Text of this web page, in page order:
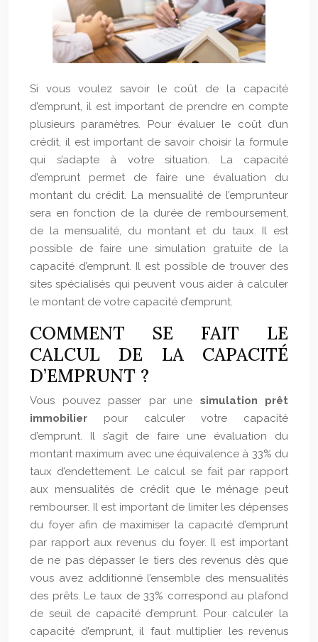
Si vous voulez savoir le coût de la capacité
d’emprunt, il est important de prendre en compte
plusieurs paramètres. Pour évaluer le coût d’un
crédit, il est important de savoir choisir la formule
qui s’adapte à votre situation. La capacité
d’emprunt permet de faire une évaluation du
montant du crédit. La mensualité de l’emprunteur
sera en fonction de la durée de remboursement,
de la mensualité, du montant et du taux. Il est
possible de faire une simulation gratuite de la
capacité d’emprunt. Il est possible de trouver des
sites spécialisés qui peuvent vous aider à calculer
le montant de votre capacité d’emprunt.
COMMENT SE FAIT LE
CALCUL DE LA CAPACITÉ
D’EMPRUNT ?
Vous pouvez passer par une simulation prêt
immobilier pour calculer votre capacité
d’emprunt. Il s’agit de faire une évaluation du
montant maximum avec une équivalence à 33% du
taux d’endettement. Le calcul se fait par rapport
aux mensualités de crédit que le ménage peut
rembourser. Il est important de limiter les dépenses
du foyer afin de maximiser la capacité d’emprunt
par rapport aux revenus du foyer. Il est important
de ne pas dépasser le tiers des revenus dès que
vous avez additionné l’ensemble des mensualités
des prêts. Le taux de 33% correspond au plafond
de seuil de capacité d’emprunt. Pour calculer la
capacité d’emprunt, il faut multiplier les revenus